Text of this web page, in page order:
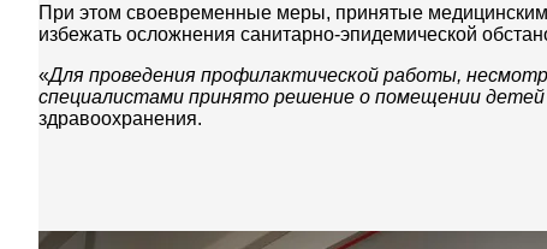
При этом своевременные меры, принятые
избежать осложнения санитарно-эпидемической
«Для проведения профилактической работы,
специалистами принято решение о помещении детей
здравоохранения.